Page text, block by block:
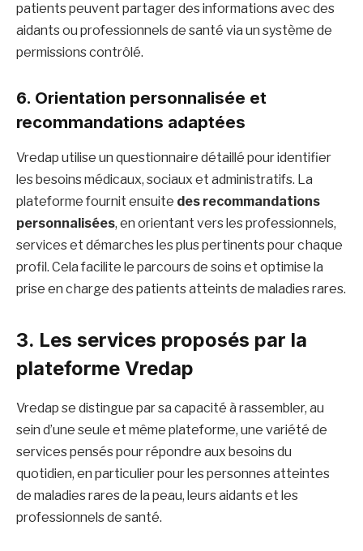
patients peuvent partager des informations avec des
aidants ou professionnels de santé via un système de
permissions contrôlé.
6. Orientation personnalisée et
recommandations adaptées
Vredap utilise un questionnaire détaillé pour identifier
les besoins médicaux, sociaux et administratifs. La
plateforme fournit ensuite des recommandations
personnalisées, en orientant vers les professionnels,
services et démarches les plus pertinents pour chaque
profil. Cela facilite le parcours de soins et optimise la
prise en charge des patients atteints de maladies rares.
3. Les services proposés par la
plateforme Vredap
Vredap se distingue par sa capacité à rassembler, au
sein d’une seule et même plateforme, une variété de
services pensés pour répondre aux besoins du
quotidien, en particulier pour les personnes atteintes
de maladies rares de la peau, leurs aidants et les
professionnels de santé.